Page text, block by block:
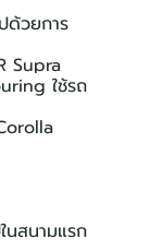
ด้วยการ
Supra
ใช้รถ
สนามแรก